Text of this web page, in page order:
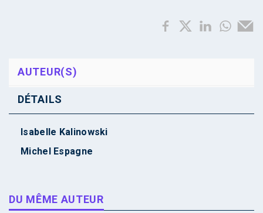
AUTEUR(S)
DÉTAILS
Isabelle Kalinowski
Michel Espagne
DU MÊME AUTEUR